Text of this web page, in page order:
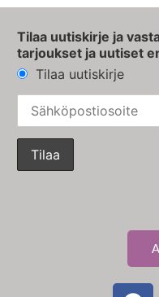
Tilaa uutiskirje ja
tarjoukset ja uutiset
Tilaa uutiskirje